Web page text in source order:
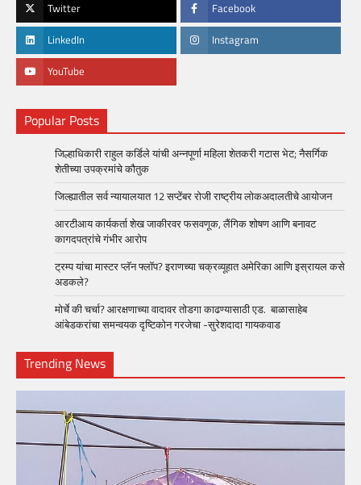
Twitter Facebook
LinkedIn Instagram
YouTube
Popular Posts
जिल्हाधिकारी राहुल कर्डिले यांची अन्नपूर्णा महिला शेतकरी गटास भेट; नैसर्गिक
शेतीच्या उपक्रमांचे कौतुक
जिल्ह्यातील सर्व न्यायालयात 12 सप्टेंबर रोजी राष्ट्रीय लोकअदालतीचे आयोजन
आरटीआय कार्यकर्ता शेख जाकीरवर फसवणूक, लैंगिक शोषण आणि बनावट
कागदपत्रांचे गंभीर आरोप
ट्रम्प यांचा मास्टर प्लॅन फ्लॉप? इराणच्या चक्रव्यूहात अमेरिका आणि इस्रायल कसे
अडकले?
मोर्चे की चर्चा? आरक्षणाच्या वादावर तोडगा काढण्यासाठी एड. बाळासाहेब
आंबेडकरांचा समन्वयक दृष्टिकोन गरजेचा -सुरेशदादा गायकवाड
Trending News